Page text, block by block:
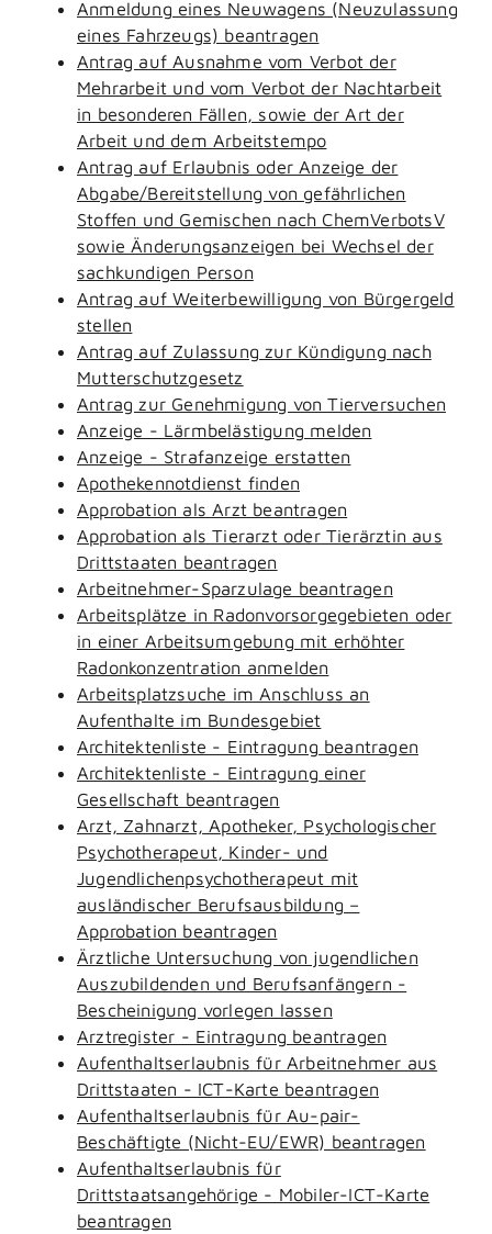
Anmeldung eines Neuwagens (Neuzulassung
eines Fahrzeugs) beantragen
Antrag auf Ausnahme vom Verbot der
Mehrarbeit und vom Verbot der Nachtarbeit
in besonderen Fällen, sowie der Art der
Arbeit und dem Arbeitstempo
Antrag auf Erlaubnis oder Anzeige der
Abgabe/Bereitstellung von gefährlichen
Stoffen und Gemischen nach ChemVerbotsV
sowie Änderungsanzeigen bei Wechsel der
sachkundigen Person
Antrag auf Weiterbewilligung von Bürgergeld
stellen
Antrag auf Zulassung zur Kündigung nach
Mutterschutzgesetz
Antrag zur Genehmigung von Tierversuchen
Anzeige - Lärmbelästigung melden
Anzeige - Strafanzeige erstatten
Apothekennotdienst finden
Approbation als Arzt beantragen
Approbation als Tierarzt oder Tierärztin aus
Drittstaaten beantragen
Arbeitnehmer-Sparzulage beantragen
Arbeitsplätze in Radonvorsorgegebieten oder
in einer Arbeitsumgebung mit erhöhter
Radonkonzentration anmelden
Arbeitsplatzsuche im Anschluss an
Aufenthalte im Bundesgebiet
Architektenliste - Eintragung beantragen
Architektenliste - Eintragung einer
Gesellschaft beantragen
Arzt, Zahnarzt, Apotheker, Psychologischer
Psychotherapeut, Kinder- und
Jugendlichenpsychotherapeut mit
ausländischer Berufsausbildung –
Approbation beantragen
Ärztliche Untersuchung von jugendlichen
Auszubildenden und Berufsanfängern -
Bescheinigung vorlegen lassen
Arztregister - Eintragung beantragen
Aufenthaltserlaubnis für Arbeitnehmer aus
Drittstaaten - ICT-Karte beantragen
Aufenthaltserlaubnis für Au-pair-
Beschäftigte (Nicht-EU/EWR) beantragen
Aufenthaltserlaubnis für
Drittstaatsangehörige - Mobiler-ICT-Karte
beantragen